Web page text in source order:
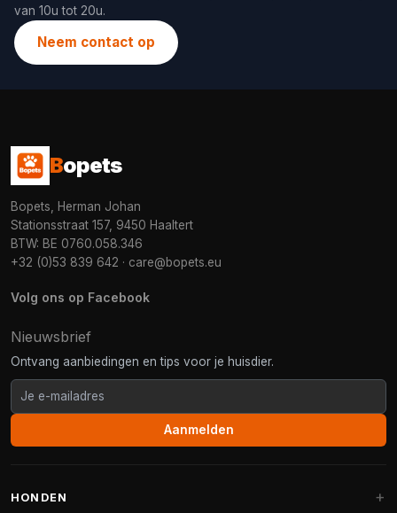
van 10u tot 20u.
Neem contact op
Bopets
Bopets, Herman Johan
Stationsstraat 157, 9450 Haaltert
BTW: BE 0760.058.346
+32 (0)53 839 642 · care@bopets.eu
Volg ons op Facebook
Nieuwsbrief
Ontvang aanbiedingen en tips voor je huisdier.
Aanmelden
HONDEN